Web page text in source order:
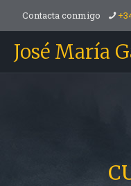
Contacta conmigo
José María